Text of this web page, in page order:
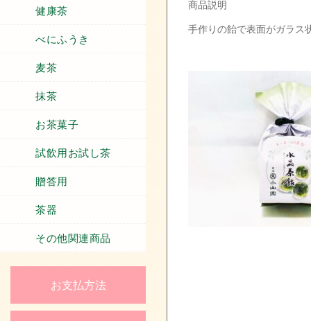
健康茶
べにふうき
麦茶
抹茶
お茶菓子
試飲用お試し茶
贈答用
茶器
その他関連商品
お支払方法
商品説明
手作りの飴で表面がガラス